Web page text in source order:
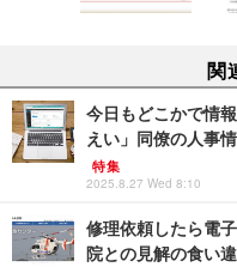
関
今日もどこかで情
えい」同僚の人事
特集
2025.8.27 Wed 8:10
修理依頼したら電
院との見解の食い